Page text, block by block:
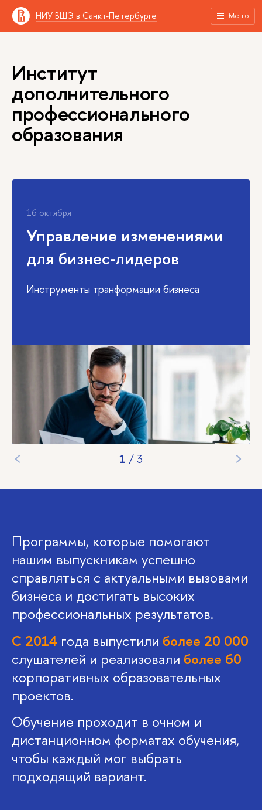
НИУ ВШЭ в Санкт-Петербурге Меню
Институт
дополнительного
профессионального
образования
16 октября
Управление изменениями
для бизнес-лидеров
Инструменты транформации бизнеса
1 / 3
Программы, которые помогают
нашим выпускникам успешно
справляться с актуальными вызовами
бизнеса и достигать высоких
профессиональных результатов.
С 2014 года выпустили более 20 000
слушателей и реализовали более 60
корпоративных образовательных
проектов.
Обучение проходит в очном и
дистанционном форматах обучения,
чтобы каждый мог выбрать
подходящий вариант.